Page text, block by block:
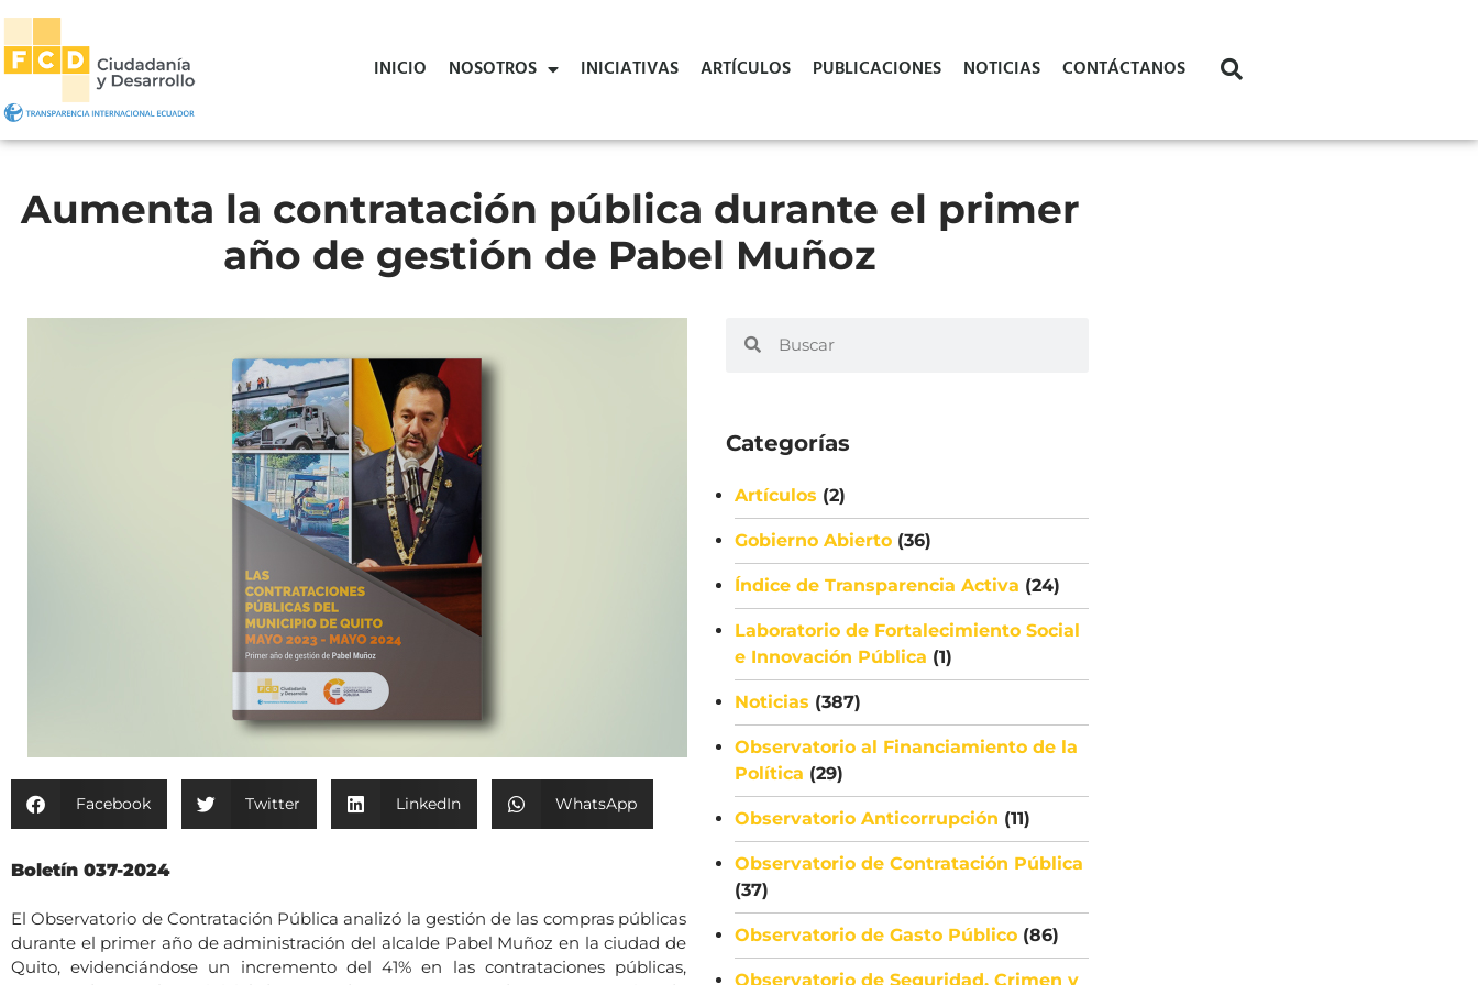
INICIO NOSOTROS INICIATIVAS ARTÍCULOS PUBLICACIONES NOTICIAS CONTÁCTANOS
Aumenta la contratación pública durante el primer
año de gestión de Pabel Muñoz
Facebook Twitter LinkedIn WhatsApp
Boletín 037-2024
El Observatorio de Contratación Pública analizó la gestión de las compras públicas
durante el primer año de administración del alcalde Pabel Muñoz en la ciudad de
Quito, evidenciándose un incremento del 41% en las contrataciones públicas,
Categorías
Artículos (2)
Gobierno Abierto (36)
Índice de Transparencia Activa (24)
Laboratorio de Fortalecimiento Social
e Innovación Pública (1)
Noticias (387)
Observatorio al Financiamiento de la
Política (29)
Observatorio Anticorrupción (11)
Observatorio de Contratación Pública
(37)
Observatorio de Gasto Público (86)
Observatorio de Seguridad, Crimen y